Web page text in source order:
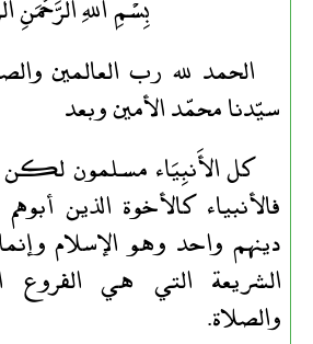
الحمد لله رب العالمين
سيّدنا محمّد الأمين وبعد
كل الأَنبِيَاء مسلمون
فالأنبياء كالأخوة الذين
دينهم واحد وهو الإسلام
الشريعة التي هي الفروع
والصلاة.